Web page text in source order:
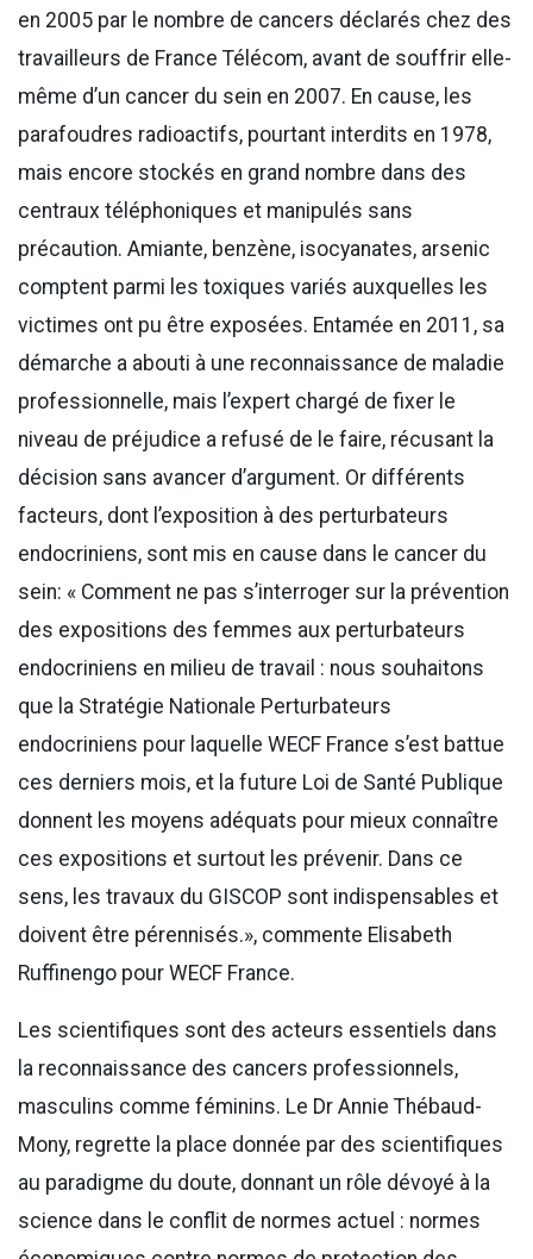
en 2005 par le nombre de cancers déclarés chez des
travailleurs de France Télécom, avant de souffrir elle-
même d’un cancer du sein en 2007. En cause, les
parafoudres radioactifs, pourtant interdits en 1978,
mais encore stockés en grand nombre dans des
centraux téléphoniques et manipulés sans
précaution. Amiante, benzène, isocyanates, arsenic
comptent parmi les toxiques variés auxquelles les
victimes ont pu être exposées. Entamée en 2011, sa
démarche a abouti à une reconnaissance de maladie
professionnelle, mais l’expert chargé de fixer le
niveau de préjudice a refusé de le faire, récusant la
décision sans avancer d’argument. Or différents
facteurs, dont l’exposition à des perturbateurs
endocriniens, sont mis en cause dans le cancer du
sein: « Comment ne pas s’interroger sur la prévention
des expositions des femmes aux perturbateurs
endocriniens en milieu de travail : nous souhaitons
que la Stratégie Nationale Perturbateurs
endocriniens pour laquelle WECF France s’est battue
ces derniers mois, et la future Loi de Santé Publique
donnent les moyens adéquats pour mieux connaître
ces expositions et surtout les prévenir. Dans ce
sens, les travaux du GISCOP sont indispensables et
doivent être pérennisés.», commente Elisabeth
Ruffinengo pour WECF France.
Les scientifiques sont des acteurs essentiels dans
la reconnaissance des cancers professionnels,
masculins comme féminins. Le Dr Annie Thébaud-
Mony, regrette la place donnée par des scientifiques
au paradigme du doute, donnant un rôle dévoyé à la
science dans le conflit de normes actuel : normes